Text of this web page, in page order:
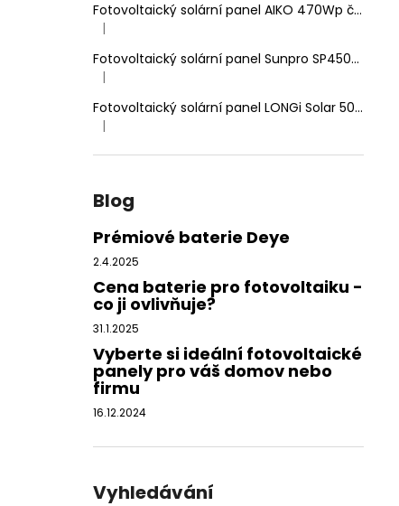
Fotovoltaický solární panel AIKO 470Wp černý rám, dvojité sklo
Hodnocení produktu je 5 z 5 hvězdiček.
|
Fotovoltaický solární panel Sunpro SP450-144M 450Wp HIEFF Twin Mono
Hodnocení produktu je 5 z 5 hvězdiček.
|
Fotovoltaický solární panel LONGi Solar 500Wp stříbrný rám
Hodnocení produktu je 5 z 5 hvězdiček.
|
Blog
Prémiové baterie Deye
2.4.2025
Cena baterie pro fotovoltaiku -
co ji ovlivňuje?
31.1.2025
Vyberte si ideální fotovoltaické
panely pro váš domov nebo
firmu
16.12.2024
Vyhledávání
65 Kč